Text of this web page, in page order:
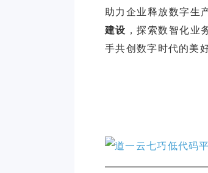
助力企业释放数字生
建设 ，探索数智化业
手共创数字时代的美